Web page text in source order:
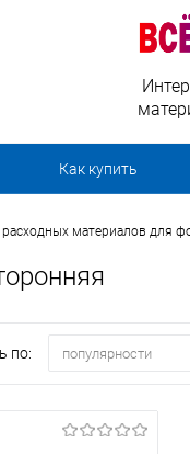
Как купить
материалов для
по: популярности